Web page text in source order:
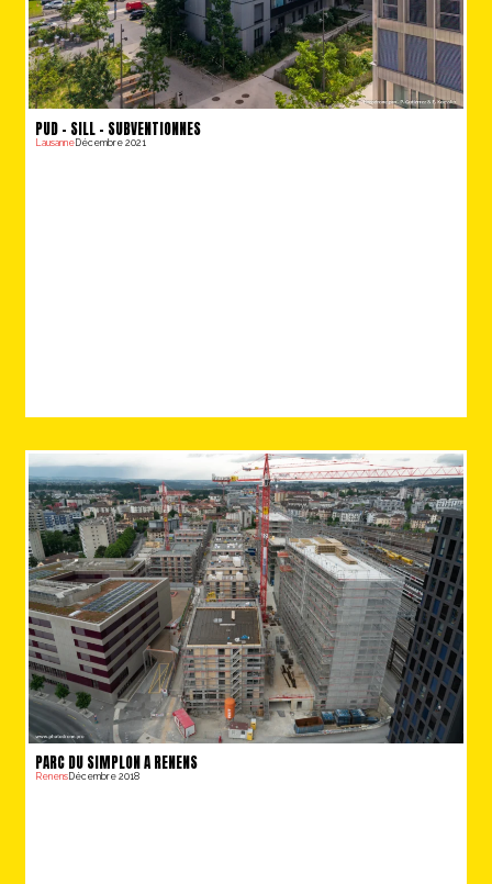
PUD – SILL – SUBVENTIONNES
LausanneDécembre 2021
PARC DU SIMPLON A RENENS
RenensDécembre 2018